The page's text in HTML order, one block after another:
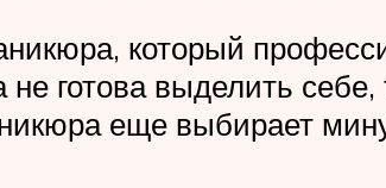
который
готова выделить себе,
еще выбирает